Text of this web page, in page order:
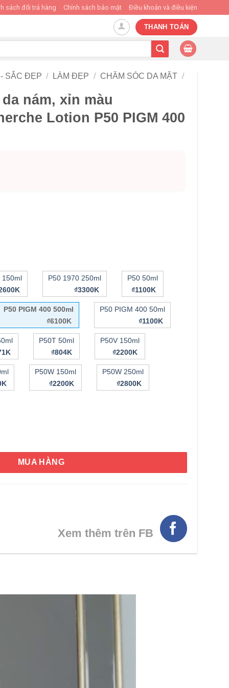
sách đổi trả hàng Chính sách bảo mật Điều khoản và điều kiện
THANH TOÁN
SẮC ĐẸP / LÀM ĐẸP / CHĂM SÓC DA MẶT /
nám, xỉn màu
Lotion P50 PIGM 400
150ml
P50 1970 250ml
₫3300K
P50 50ml
₫1100K
P50 PIGM 400 500ml
₫6100K
P50 PIGM 400 50ml
₫1100K
P50T 50ml
₫804K
P50V 150ml
₫2200K
P50W 150ml
₫2200K
P50W 250ml
₫2800K
MUA HÀNG
Xem thêm trên FB